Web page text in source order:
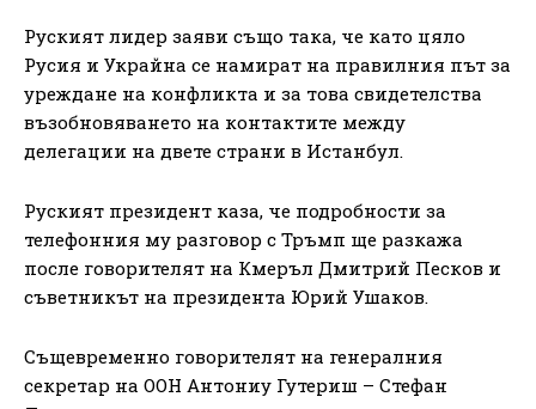
Руският лидер заяви също така, че като цяло
Русия и Украйна се намират на правилния път за
уреждане на конфликта и за това свидетелства
възобновяването на контактите между
делегации на двете страни в Истанбул.
Руският президент каза, че подробности за
телефонния му разговор с Тръмп ще разкажа
после говорителят на Кмеръл Дмитрий Песков и
съветникът на президента Юрий Ушаков.
Същевременно говорителят на генералния
секретар на ООН Антониу Гутериш – Стефан